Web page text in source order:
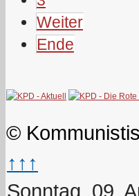
Weiter
Ende
©
↑↑↑
Sonntag, 09.